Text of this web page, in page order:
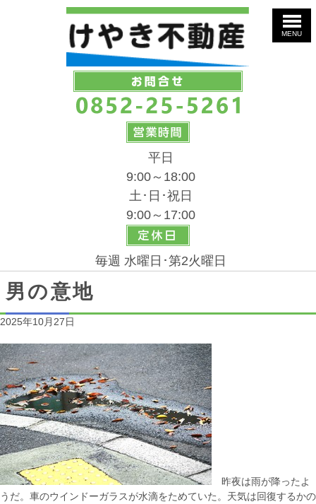
MENU
平日
9:00～18:00
土･日･祝日
9:00～17:00
毎週 水曜日･第2火曜日
男の意地
2025年10月27日
昨夜は雨が降ったよ
うだ。車のウインドーガラスが水滴をためていた。天気は回復するかの